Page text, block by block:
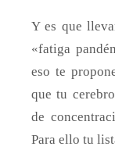
Y es que
«fatiga
eso te
que tu
de
Para ello tu